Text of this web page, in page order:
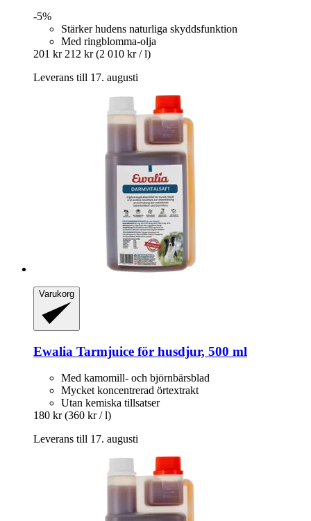
-5%
Stärker hudens naturliga skyddsfunktion
Med ringblomma-olja
201 kr 212 kr (2 010 kr / l)
Leverans till 17. augusti
Varukorg
Ewalia Tarmjuice för husdjur, 500 ml
Med kamomill- och björnbärsblad
Mycket koncentrerad örtextrakt
Utan kemiska tillsatser
180 kr (360 kr / l)
Leverans till 17. augusti